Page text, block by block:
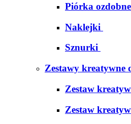
Piórka ozdobne
Naklejki
Sznurki
Zestawy kreatywne
Zestaw
Zestaw